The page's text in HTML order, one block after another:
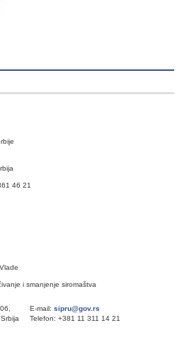
46 21
i smanjenje siromaštva
E-mail:sipru@gov.rs
Telefon: +381 11 311 14 21